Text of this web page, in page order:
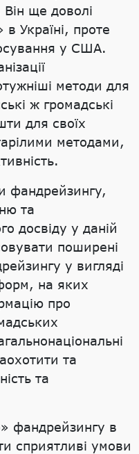
Він ще доволі
Україні, проте
у США.
методи для
ж громадські
для своїх
методами,
фандрейзингу,
та
досвіду у даній
поширені
у вигляді
на яких
про
та
та
фандрейзингу в
сприятливі умови